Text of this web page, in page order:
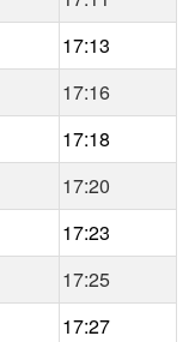
17:13
17:16
17:18
17:20
17:23
17:25
17:27